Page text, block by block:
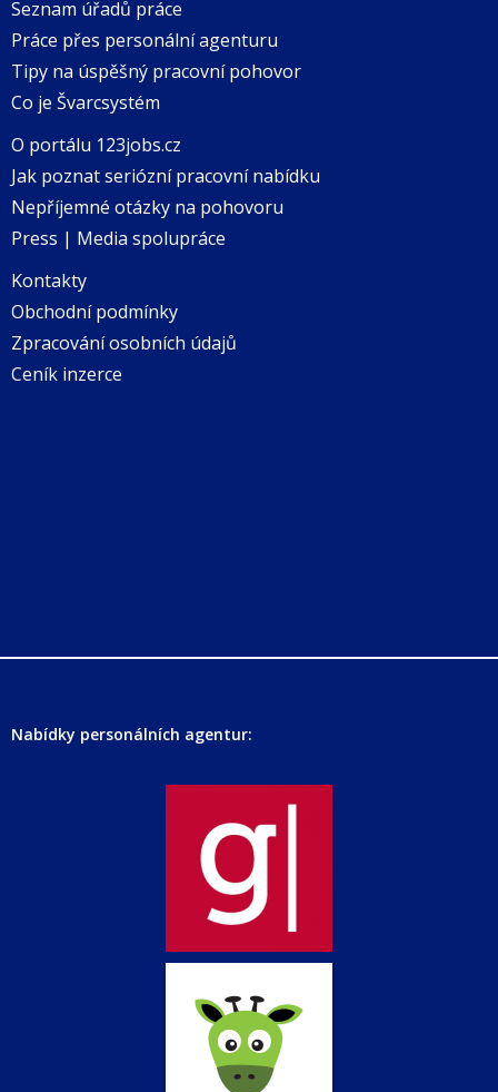
Seznam úřadů práce
Práce přes personální agenturu
Tipy na úspěšný pracovní pohovor
Co je Švarcsystém
O portálu 123jobs.cz
Jak poznat seriózní pracovní nabídku
Nepříjemné otázky na pohovoru
Press | Media spolupráce
Kontakty
Obchodní podmínky
Zpracování osobních údajů
Ceník inzerce
Nabídky personálních agentur: